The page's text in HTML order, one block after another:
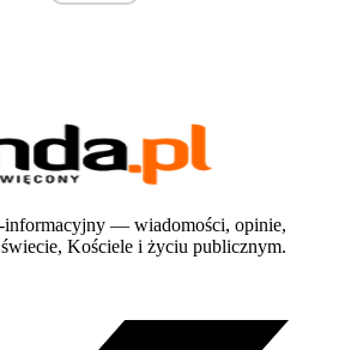
informacyjny — wiadomości, opinie,
Kościele i życiu publicznym.